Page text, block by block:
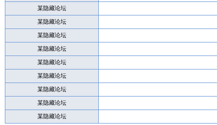
某隐藏论坛
某隐藏论坛
某隐藏论坛
某隐藏论坛
某隐藏论坛
某隐藏论坛
某隐藏论坛
某隐藏论坛
某隐藏论坛